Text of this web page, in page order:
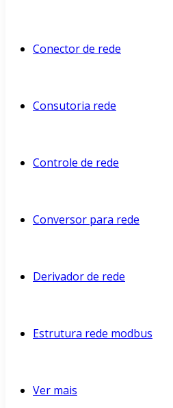
Conector de rede
Consutoria rede
Controle de rede
Conversor para rede
Derivador de rede
Estrutura rede modbus
Ver mais